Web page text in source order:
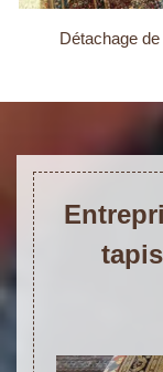
Détachage de